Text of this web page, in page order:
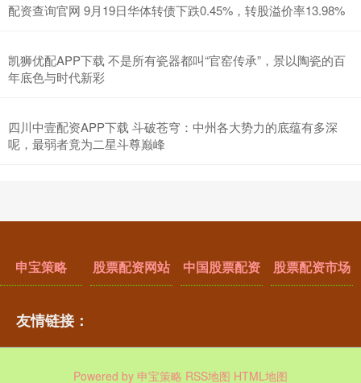
配资查询官网 9月19日华体转债下跌0.45%，转股溢价率13.98%
凯狮优配APP下载 不是所有瓷器都叫“官窑传承”，景以陶瓷的百
年底色与时代新彩
四川中壹配资APP下载 斗破苍穹：中州各大势力的底蕴有多深
呢，最弱者竟为二星斗尊巅峰
申宝策略 股票配资网站 中国股票配资 股票配资市场
友情链接：
Powered by 申宝策略 RSS地图 HTML地图